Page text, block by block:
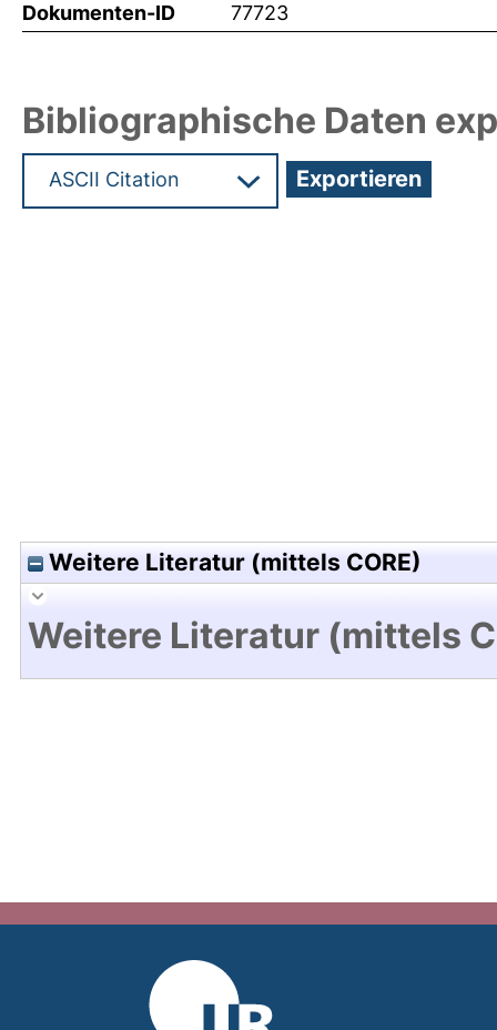
Dokumenten-ID 77723
Bibliographische Daten
Weitere Literatur (mittels CORE)
Weitere Literatur (mittels